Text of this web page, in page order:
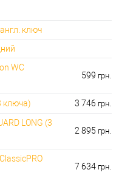
ключ
WC
599 грн.
ключа) 3 746 грн.
LONG (3
2 895 грн.
7 634 грн.